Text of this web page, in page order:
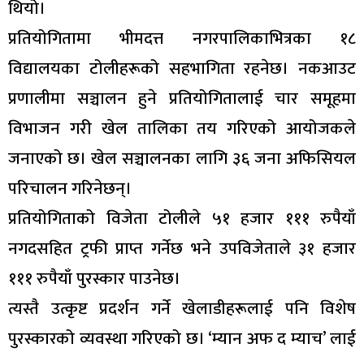
थियो।
प्रतियोगितामा भीमदत्त नगरपालिकाभित्रका १८
विद्यालयका टोलीहरूको सहभागिता रहनेछ। नकआउट
प्रणालीमा सञ्चालन हुने प्रतियोगितालाई चार समूहमा
विभाजन गरी खेल तालिका तय गरिएको आयोजकले
जनाएको छ। खेल सञ्चालनका लागि ३६ जना अफिसियल
परिचालन गरिनेछन्।
प्रतियोगिताको विजेता टोलीले ५१ हजार १११ रुपैयाँ
नगदसहित ट्रफी प्राप्त गर्नेछ भने उपविजेताले ३१ हजार
१११ रुपैयाँ पुरस्कार पाउनेछ।
त्यस्तै उत्कृष्ट प्रदर्शन गर्ने खेलाडीहरूलाई पनि विशेष
पुरस्कारको व्यवस्था गरिएको छ। ‘म्यान अफ द म्याच’ लाई